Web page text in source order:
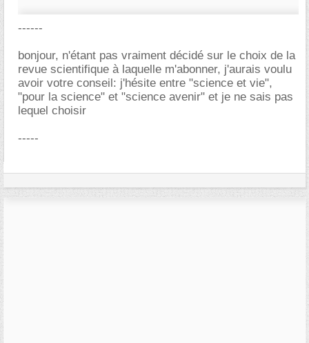
------
bonjour, n'étant pas vraiment décidé sur le choix de la
revue scientifique à laquelle m'abonner, j'aurais voulu
avoir votre conseil: j'hésite entre "science et vie",
"pour la science" et "science avenir" et je ne sais pas
lequel choisir
-----